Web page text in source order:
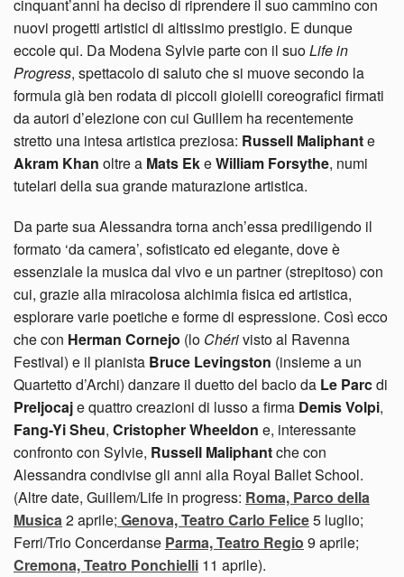
cinquant’anni ha deciso di riprendere il suo cammino con
nuovi progetti artistici di altissimo prestigio. E dunque
eccole qui. Da Modena Sylvie parte con il suoLife in
Progress, spettacolo di saluto che si muove secondo la
formula già ben rodata di piccoli gioielli coreografici firmati
da autori d’elezione con cui Guillem ha recentemente
stretto una intesa artistica preziosa: Russell Maliphante
Akram Khan oltre a Mats EkeWilliam Forsythe, numi
tutelari della sua grande maturazione artistica.
Da parte sua Alessandra torna anch’essa prediligendo il
formato ‘da camera’, sofisticato ed elegante, dove è
essenziale la musica dal vivo e un partner (strepitoso) con
cui, grazie alla miracolosa alchimia fisica ed artistica,
esplorare varie poetiche e forme di espressione. Così ecco
che con Herman Cornejo (lo Chérivisto al Ravenna
Festival) e il pianista Bruce Levingston (insieme a un
Quartetto d’Archi) danzare il duetto del bacio da Le Parcdi
Preljocaje quattro creazioni di lusso a firma DemisVolpi,
Fang-Yi Sheu, Cristopher Wheeldon e, interessante
confronto con Sylvie, Russell Maliphantche con
Alessandra condivise gli anni alla Royal Ballet School.
(Altre date, Guillem/Life in progress: Roma, Parco della
Musica2 aprile; Genova, Teatro Carlo Felice5 luglio;
Ferri/Trio Concerdanse Parma, Teatro Regio 9 aprile;
Cremona, Teatro Ponchielli 11 aprile).